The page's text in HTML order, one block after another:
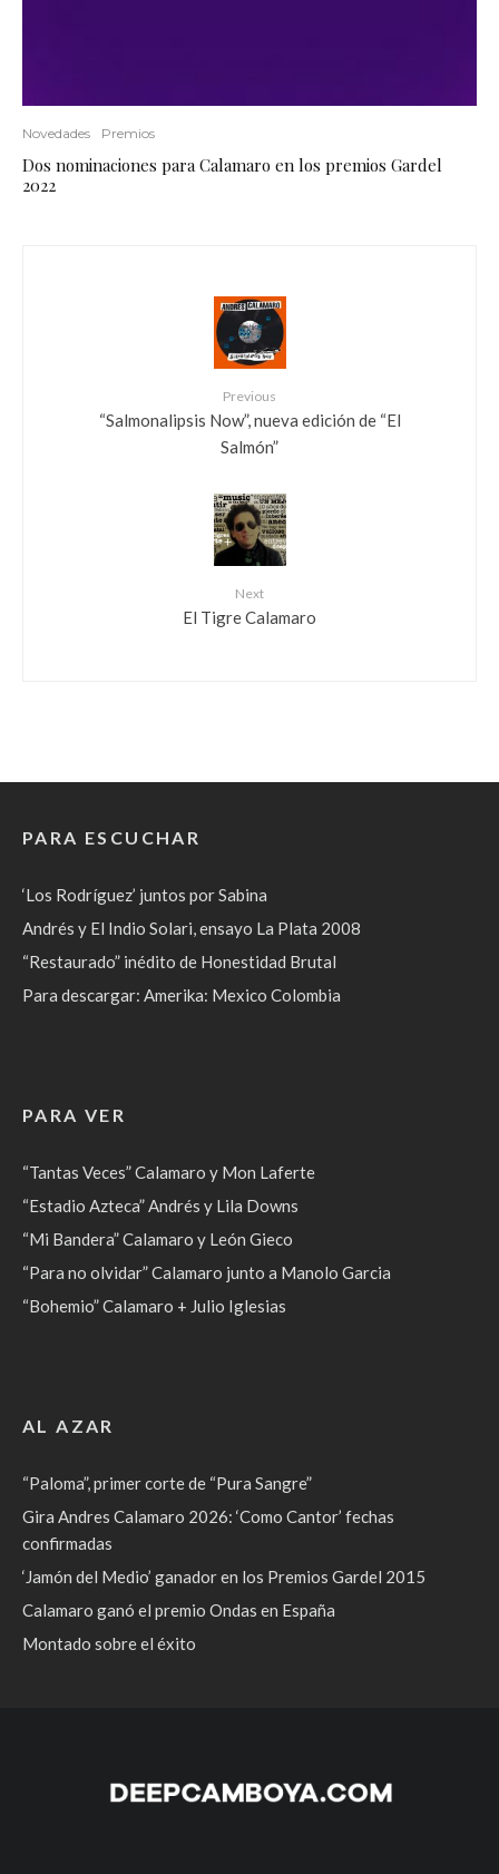
Novedades Premios
Dos nominaciones para Calamaro en los premios Gardel
2022
Previous
“Salmonalipsis Now”, nueva edición de “El
Salmón”
Next
El Tigre Calamaro
PARA ESCUCHAR
‘Los Rodríguez’ juntos por Sabina
Andrés y El Indio Solari, ensayo La Plata 2008
“Restaurado” inédito de Honestidad Brutal
Para descargar: Amerika: Mexico Colombia
PARA VER
“Tantas Veces” Calamaro y Mon Laferte
“Estadio Azteca” Andrés y Lila Downs
“Mi Bandera” Calamaro y León Gieco
“Para no olvidar” Calamaro junto a Manolo Garcia
“Bohemio” Calamaro + Julio Iglesias
AL AZAR
“Paloma”, primer corte de “Pura Sangre”
Gira Andres Calamaro 2026: ‘Como Cantor’ fechas
confirmadas
‘Jamón del Medio’ ganador en los Premios Gardel 2015
Calamaro ganó el premio Ondas en España
Montado sobre el éxito